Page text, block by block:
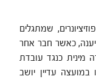
שמתגלים
כאשר חבר אחר
מינית כנגד עובדת
עדיין יושב